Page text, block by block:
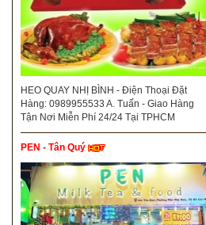
HEO QUAY NHỊ BÌNH - Điện Thoại Đặt
Hàng: 0989955533 A. Tuấn - Giao Hàng
Tận Nơi Miễn Phí 24/24 Tại TPHCM
PEN - Tân Quý